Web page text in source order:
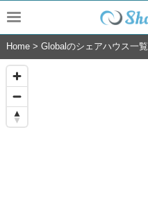
Home > Globalのシェアハウス一覧